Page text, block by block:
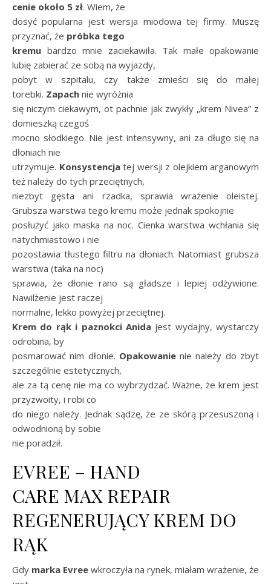
cenie około 5 zł. Wiem, że
dosyć popularna jest wersja miodowa tej firmy. Muszę
przyznać, że próbka tego
kremu bardzo mnie zaciekawiła. Tak małe opakowanie
lubię zabierać ze sobą na wyjazdy,
pobyt w szpitalu, czy także zmieści się do małej
torebki. Zapach nie wyróżnia
się niczym ciekawym, ot pachnie jak zwykły „krem Nivea” z
domieszką czegoś
mocno słodkiego. Nie jest intensywny, ani za długo się na
dłoniach nie
utrzymuje. Konsystencjatej wersji z olejkiem arganowym
też należy do tych przeciętnych,
niezbyt gęsta ani rzadka, sprawia wrażenie oleistej.
Grubsza warstwa tego kremu może jednak spokojnie
posłużyć jako maska na noc. Cienka warstwa wchłania się
natychmiastowo i nie
pozostawia tłustego filtru na dłoniach. Natomiast grubsza
warstwa (taka na noc)
sprawia, że dłonie rano są gładsze i lepiej odżywione.
Nawilżenie jest raczej
normalne, lekko powyżej przeciętnej.
Krem do rąk i paznokci Anidajest wydajny, wystarczy
odrobina, by
posmarować nim dłonie. Opakowanienie należy do zbyt
szczególnie estetycznych,
ale za tą cenę nie ma co wybrzydzać. Ważne, że krem jest
przyzwoity, i robi co
do niego należy. Jednak sądzę, że ze skórą przesuszoną i
odwodnioną by sobie
nie poradził.
EVREE – HAND
CARE MAX REPAIR
REGENERUJĄCY KREM DO
RĄK
Gdy marka Evree wkroczyła na rynek, miałam wrażenie, że